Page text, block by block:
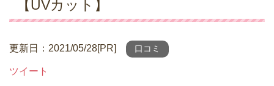
【UVカット】
更新日：2021/05/28[PR] 口コミ
ツイート